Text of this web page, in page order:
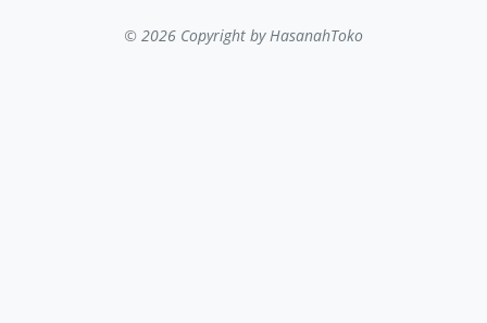
© 2026 Copyright by HasanahToko